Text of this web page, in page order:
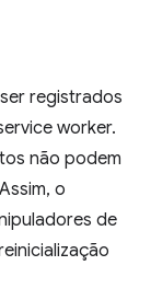
registrados
worker.
não podem
o
de